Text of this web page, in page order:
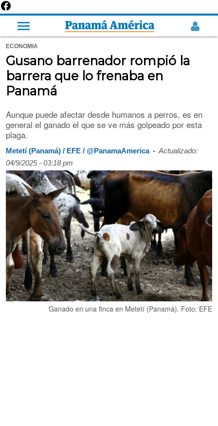
ECONOMIA
Gusano barrenador rompió la
barrera que lo frenaba en
Panamá
Aunque puede afectar desde humanos a perros, es en
general el ganado el que se ve más golpeado por esta
plaga.
Metetí (Panamá) / EFE / @PanamaAmerica - Actualizado:
04/9/2025 - 03:18 pm
Ganado en una finca en Metetí (Panamá). Foto: EFE